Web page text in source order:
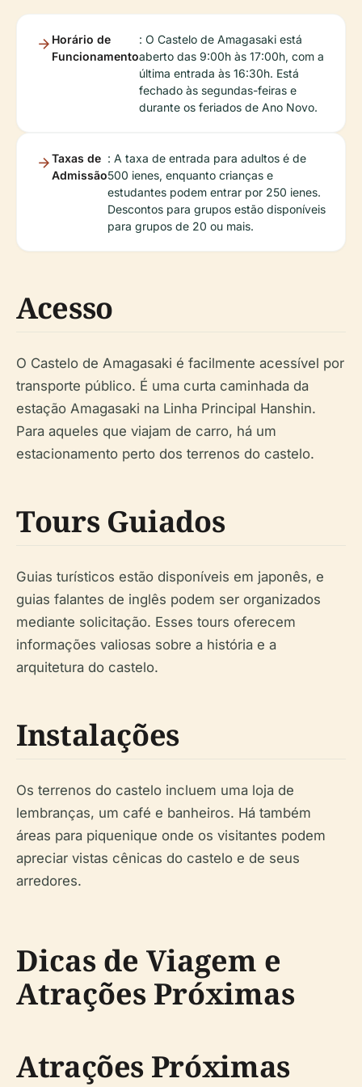
Horário de
Funcionamento
: O Castelo de Amagasaki está
aberto das 9:00h às 17:00h, com a
última entrada às 16:30h. Está
fechado às segundas-feiras e
durante os feriados de Ano Novo.
Taxas de
Admissão
: A taxa de entrada para adultos é de
500 ienes, enquanto crianças e
estudantes podem entrar por 250 ienes.
Descontos para grupos estão disponíveis
para grupos de 20 ou mais.
Acesso
O Castelo de Amagasaki é facilmente acessível por
transporte público. É uma curta caminhada da
estação Amagasaki na Linha Principal Hanshin.
Para aqueles que viajam de carro, há um
estacionamento perto dos terrenos do castelo.
Tours Guiados
Guias turísticos estão disponíveis em japonês, e
guias falantes de inglês podem ser organizados
mediante solicitação. Esses tours oferecem
informações valiosas sobre a história e a
arquitetura do castelo.
Instalações
Os terrenos do castelo incluem uma loja de
lembranças, um café e banheiros. Há também
áreas para piquenique onde os visitantes podem
apreciar vistas cênicas do castelo e de seus
arredores.
Dicas de Viagem e
Atrações Próximas
Atrações Próximas